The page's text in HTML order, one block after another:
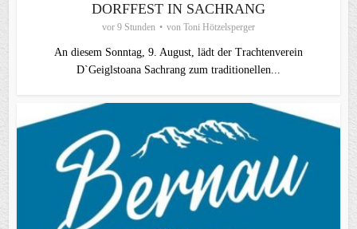
DORFFEST IN SACHRANG
vor 9 Stunden von Toni Hötzelsperger
An diesem Sonntag, 9. August, lädt der Trachtenverein
D`Geiglstoana Sachrang zum traditionellen...